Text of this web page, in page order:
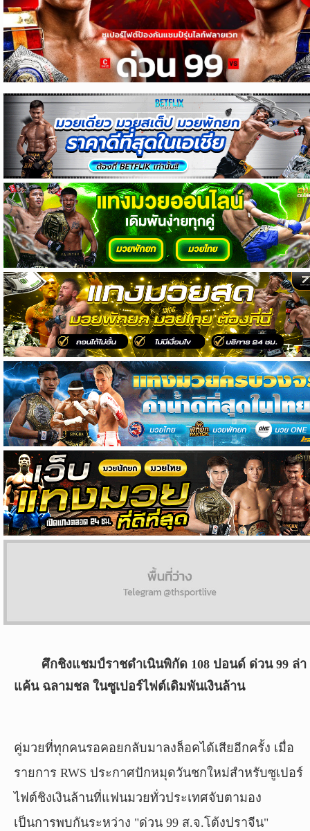
ศึกชิงแชมป์ราชดำเนินพิกัด 108 ปอนด์ ด่วน 99 ล่า
แค้น ฉลามชล ในซูเปอร์ไฟต์เดิมพันเงินล้าน
คู่มวยที่ทุกคนรอคอยกลับมาลงล็อคได้เสียอีกครั้ง เมื่อ
รายการ RWS ประกาศปักหมุดวันชกใหม่สำหรับซูเปอร์
ไฟต์ชิงเงินล้านที่แฟนมวยทั่วประเทศจับตามอง
เป็นการพบกันระหว่าง "ด่วน 99 ส.จ.โต้งปราจีน"
ข่าว
NBA
ข่าว
NFL
คอ
ลัม
นิ
สต์
วิเคราะห์
บอล
วิเคราะห์
NFL
วิเคราะห์
NBA
ทีเด็ด
บอล
แกล
ล
อรี่
สาว
งาม
ผล
บอล
24
2026
rights
reserved.